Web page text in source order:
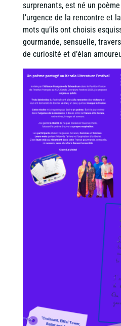
surprenants, est né un
l’urgence de la rencontre et
mots qu’ils ont choisis
gourmande, sensuelle,
de curiosité et d’élan